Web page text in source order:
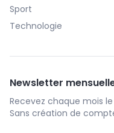
Sport
Technologie
Newsletter
Recevez chaque mois
Sans création de